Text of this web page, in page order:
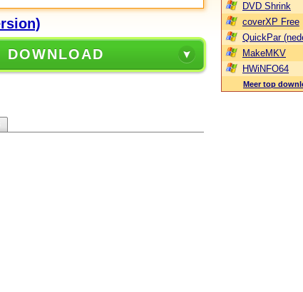
DOWNLOAD
DVD Shrink
coverXP Free
QuickPar
MakeMKV
HWiNFO64
Meer top